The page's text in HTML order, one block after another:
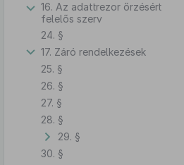
16. Az adattrezor őrzésért
felelős szerv
24. §
17. Záró rendelkezések
25. §
26. §
27. §
28. §
29. §
30. §